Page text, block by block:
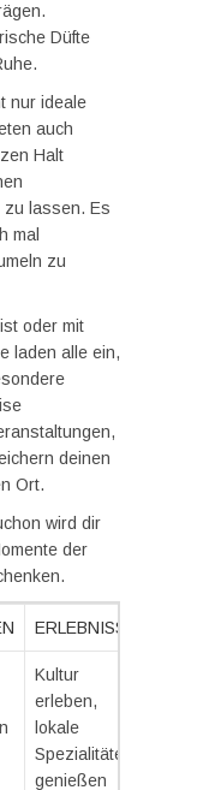
Düfte
nur ideale
auch
Halt
zu lassen. Es
mal
zu
oder mit
laden alle ein,
deinen
Ort.
wird dir
der
ERLEBNISSE
Kultur
erleben,
lokale
Spezialitäten
genießen